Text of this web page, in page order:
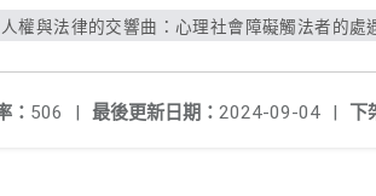
權與法律的交響曲：心理社會障礙觸法者的處
下
最後更新日期： 2024-09-04 |
： 506 |